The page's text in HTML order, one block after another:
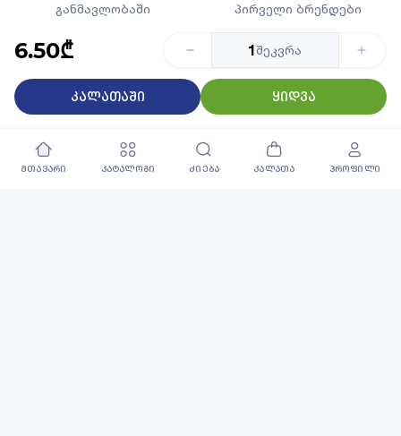
6.50₾ 1შეკვრა
კალათაში ყიდვა
განმავლობაში
პირველი ბრენდები
გარანტირებული
ხარისხი
პროდუქცია
საუკეთესო კატალოგი
45 000+ დასახელების
მთავარი კატალოგი ძიება კალათა პროფილი